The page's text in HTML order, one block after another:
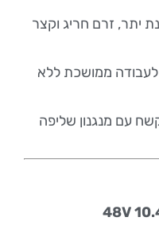
יתר, זרם חריג וקצר
לעבודה ממושכת ללא
עם מנגנון שליפה